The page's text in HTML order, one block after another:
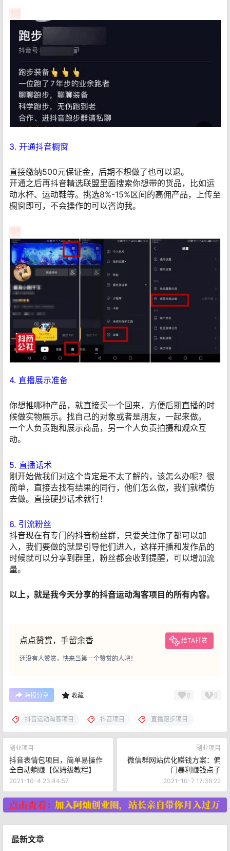
3. 开通抖音橱窗
直接缴纳500元保证金，后期不想做了也可以退。
开通之后再抖音精选联盟里面搜索你想带的货品，比如运
动水杯、运动鞋等。挑选8%-15%区间的高佣产品，上传至
橱窗即可，不会操作的可以咨询我。
4. 直播展示准备
你想推哪种产品，就直接买一个回来，方便后期直播的时
候做实物展示。找自己的对象或者是朋友，一起来做。
一个人负责跑和展示商品，另一个人负责拍摄和观众互
动。
5. 直播话术
刚开始做我们对这个肯定是不太了解的，该怎么办呢？很
简单，直接去找有结果的同行，他们怎么做，我们就模仿
去做。直接硬抄话术就行！
6. 引流粉丝
抖音现在有专门的抖音粉丝群，只要关注你了都可以加
入，我们要做的就是引导他们进入，这样开播和发作品的
时候就可以分享到群里，粉丝都会收到提醒，可以增加流
量。
以上，就是我今天分享的抖音运动淘客项目的所有内容。
点点赞赏，手留余香 给TA打赏
还没有人赞赏，快来当第一个赞赏的人吧！
海报分享 收藏 0 0
抖音运动淘客项目 抖音项目 直播跑步项目
副业项目
抖音表情包项目，简单易操作
全自动躺赚【保姆级教程】
2021-10-4 23:44:57
副业项目
微信群网站优化赚钱方案：偏
门暴利赚钱点子
2021-10-7 17:36:22
最新文章